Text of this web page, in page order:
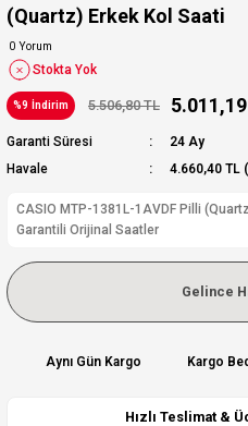
(Quartz) Erkek Kol Saati
0 Yorum
Stokta Yok
%9 İndirim 5.506,80 TL
Garanti Süresi
24 Ay
Havale
4.660,40 TL
CASIO MTP-1381L-1AVDF Pilli
Garantili Orijinal Saatler
Gelince
Aynı Gün Kargo Kargo
Hızlı Teslimat &